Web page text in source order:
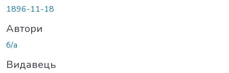
1896-11-18
Автори
б/а
Видавець